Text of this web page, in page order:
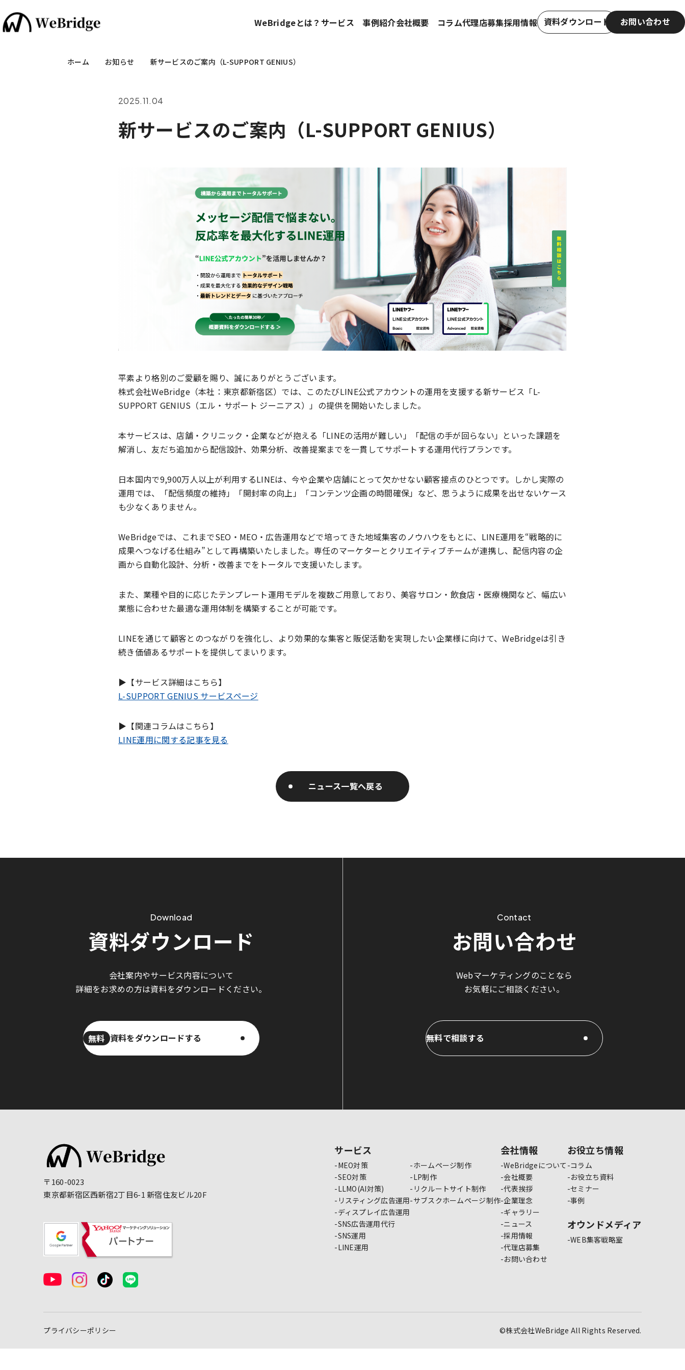
WeBridgeとは？ サービス 事例紹介会社概要 コラム代理店募集採用情報
資料ダウンロード
資料ダウンロード
お問い合わせ
お問い合わせ
ホーム お知らせ 新サービスのご案内（L-SUPPORT GENIUS）
2025.11.04
新サービスのご案内（L-SUPPORT GENIUS）
平素より格別のご愛顧を賜り、誠にありがとうございます。
株式会社WeBridge（本社：東京都新宿区）では、このたびLINE公式アカウントの運用を支援する新サービス「L-
SUPPORT GENIUS（エル・サポート ジーニアス）」の提供を開始いたしました。
本サービスは、店舗・クリニック・企業などが抱える「LINEの活用が難しい」「配信の手が回らない」といった課題を
解消し、友だち追加から配信設計、効果分析、改善提案までを一貫してサポートする運用代行プランです。
日本国内で9,900万人以上が利用するLINEは、今や企業や店舗にとって欠かせない顧客接点のひとつです。しかし実際の
運用では、「配信頻度の維持」「開封率の向上」「コンテンツ企画の時間確保」など、思うように成果を出せないケース
も少なくありません。
WeBridgeでは、これまでSEO・MEO・広告運用などで培ってきた地域集客のノウハウをもとに、LINE運用を“戦略的に
成果へつなげる仕組み”として再構築いたしました。専任のマーケターとクリエイティブチームが連携し、配信内容の企
画から自動化設計、分析・改善までをトータルで支援いたします。
また、業種や目的に応じたテンプレート運用モデルを複数ご用意しており、美容サロン・飲食店・医療機関など、幅広い
業態に合わせた最適な運用体制を構築することが可能です。
LINEを通じて顧客とのつながりを強化し、より効果的な集客と販促活動を実現したい企業様に向けて、WeBridgeは引き
続き価値あるサポートを提供してまいります。
▶︎【サービス詳細はこちら】
L-SUPPORT GENIUS サービスページ
▶︎【関連コラムはこちら】
LINE運用に関する記事を見る
ニュース一覧へ戻る
ニュース一覧へ戻る
Download
資料ダウンロード
会社案内やサービス内容について
詳細をお求めの方は資料をダウンロードください。
無料 資料をダウンロードする
Contact
お問い合わせ
Webマーケティングのことなら
お気軽にご相談ください。
無料で相談する
無料で相談する
〒160-0023
東京都新宿区西新宿2丁目6-1 新宿住友ビル20F
サービス
MEO対策
SEO対策
LLMO(AI対策)
リスティング広告運用
ディスプレイ広告運用
SNS広告運用代行
SNS運用
LINE運用
ホームページ制作
LP制作
リクルートサイト制作
サブスクホームページ制作
会社情報
WeBridgeについて
会社概要
代表挨拶
企業理念
ギャラリー
ニュース
採用情報
代理店募集
お問い合わせ
お役立ち情報
コラム
お役立ち資料
セミナー
事例
オウンドメディア
WEB集客戦略室
プライバシーポリシー ©株式会社WeBridge All Rights Reserved.